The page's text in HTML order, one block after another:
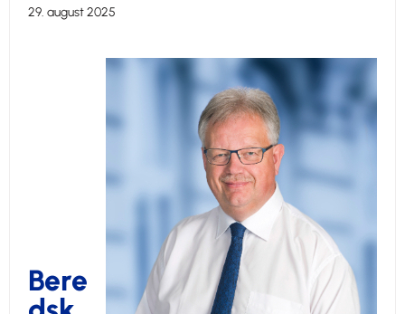
29. august 2025
Bere